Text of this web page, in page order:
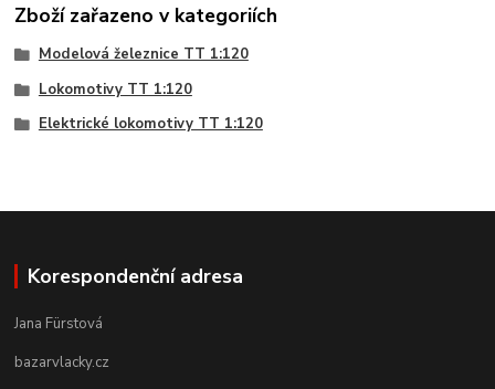
Zboží zařazeno v kategoriích
Modelová železnice TT 1:120
Lokomotivy TT 1:120
Elektrické lokomotivy TT 1:120
Korespondenční adresa
Jana Fürstová
bazarvlacky.cz